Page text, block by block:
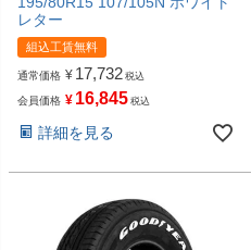
レター
組込工賃無料
通常価格 ¥ 17,732 税込
会員価格 ¥ 16,845 税込
詳細を見る